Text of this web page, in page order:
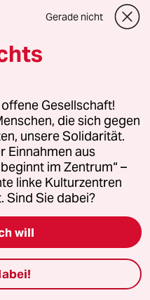
SOFFIN abladen, mit
noch unter dem
der Europäischen
201
Ansichten zur
ist die Schwelle zum
(...)"
will mir nicht in den
Gerade nicht
Gesellschaft!
die sich gegen
unsere Solidarität.
Einnahmen aus
im Zentrum“ –
linke Kulturzentren
Sind Sie dabei?
will